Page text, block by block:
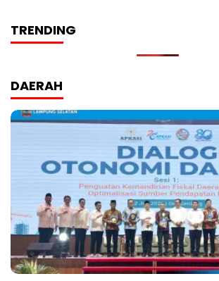
TRENDING
DAERAH